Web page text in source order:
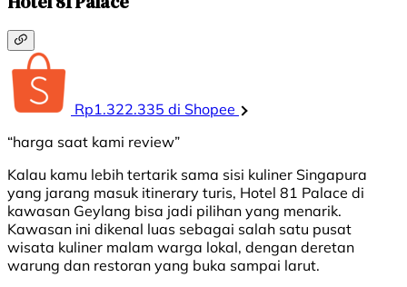
Rp1.322.335 di Shopee
“harga saat kami review”
Kalau kamu lebih tertarik sama sisi kuliner Singapura
yang jarang masuk itinerary turis, Hotel 81 Palace di
kawasan Geylang bisa jadi pilihan yang menarik.
Kawasan ini dikenal luas sebagai salah satu pusat
wisata kuliner malam warga lokal, dengan deretan
warung dan restoran yang buka sampai larut.